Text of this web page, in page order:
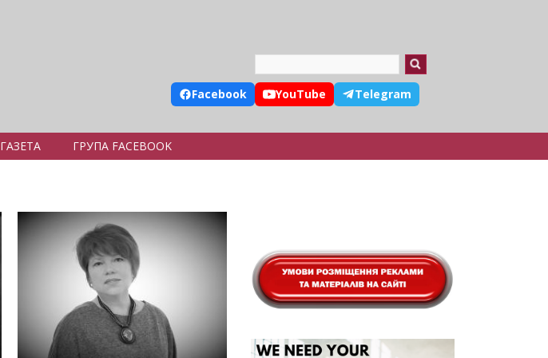
Facebook YouTube Telegram
ГАЗЕТА ГРУПА FACEBOOK